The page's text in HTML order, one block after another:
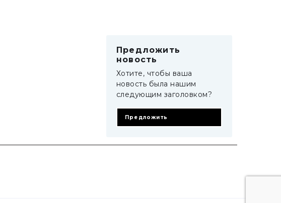
Предложить
новость
Хотите, чтобы ваша
новость была нашим
следующим заголовком?
Предложить